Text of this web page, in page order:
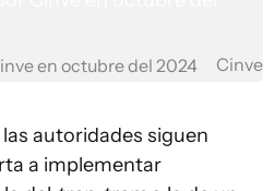
en octubre del 2024 Cinve
autoridades siguen
a implementar